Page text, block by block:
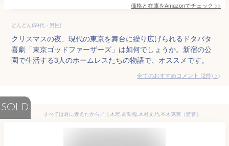
価格と在庫をAmazonでチェック >>
どんどん(50代・男性)
クリスマスの夜、現代の東京を舞台に繰り広げられるドタバタ
喜劇「東京ゴッドファーザーズ」は如何でしょうか。新宿の公
園で生活する3人のホームレスたちの物語で、オススメです。
全てのおすすめコメント (2件) >
SOLD
すべては君に逢えたから／玉木宏,高梨臨,木村文乃,本木克英（監督）